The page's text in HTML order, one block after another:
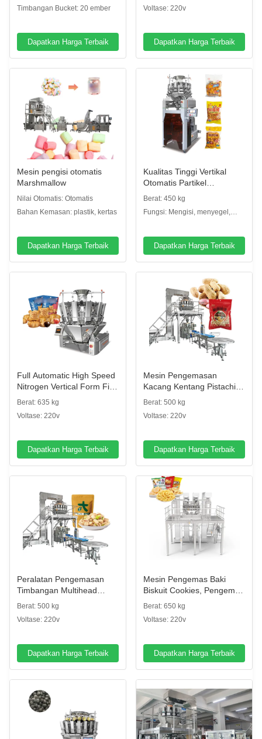
Multihead Weigher
piring polos
Timbangan Bucket: 20 ember
Dapatkan Harga Terbaik
Voltase: 220v
Dapatkan Harga Terbaik
Mesin pengisi otomatis
Marshmallow
Nilai Otomatis: Otomatis
Bahan Kemasan: plastik, kertas
Dapatkan Harga Terbaik
Kualitas Tinggi Vertikal
Otomatis Partikel
Kuantitatif Snack Makanan
Penutup Penuh
Pengemasan VFFS Mesin
Pengemasan
Berat: 450 kg
Fungsi: Mengisi, menyegel,
Dapatkan Harga Terbaik
Full Automatic High Speed
Nitrogen Vertical Form Fill
Seal Bag Snack Food
Weighing Puffs Mesin
Pengemasan Pellet
Berat: 635 kg
Voltase: 220v
Dapatkan Harga Terbaik
Mesin Pengemasan
Kacang Kentang Pistachio
Popcorn Corn Flakes
Automatic Kacang Kentang
Multihead Weigher
Berat: 500 kg
Voltase: 220v
Dapatkan Harga Terbaik
Peralatan Pengemasan
Timbangan Multihead
Industri Popcorn Makanan
Ringan Gula Biskuit Kopi
Kue Garis Pengemasan
Berat: 500 kg
Voltase: 220v
Dapatkan Harga Terbaik
Mesin Pengemas Baki
Biskuit Cookies, Pengemas
Sachet, Mesin Karton,
Mesin Pengemas Kotak
Biskuit, Mesin Pengemas
Berat: 650 kg
Voltase: 220v
Dapatkan Harga Terbaik